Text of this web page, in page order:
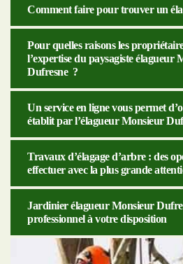
Comment faire pour trouver un
Pour quelles raisons les
l’expertise du paysagiste élagueur
Dufresne ?
Un service en ligne vous permet
établit par l’élagueur Monsieur
Travaux d’élagage d’arbre : des
effectuer avec la plus grande
Jardinier élagueur Monsieur
professionnel à votre disposition